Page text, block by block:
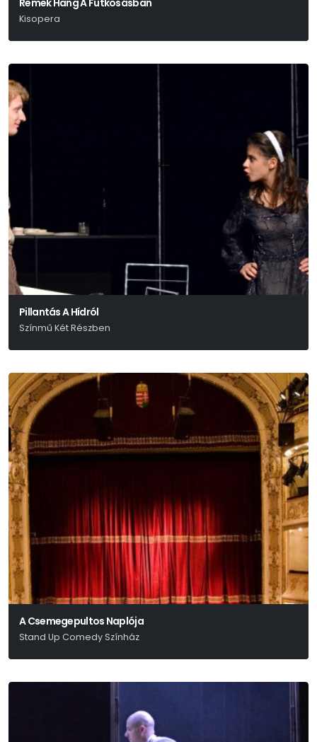
Kisopera
Pillantás A Hídról
Színmű Két Részben
A Csemegepultos Naplója
Stand Up Comedy Színház